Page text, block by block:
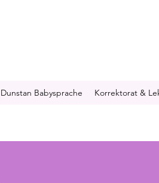
Dunstan Babysprache Korrektorat &